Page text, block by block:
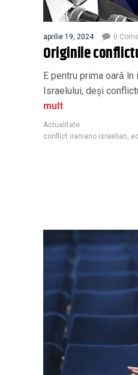
aprilie 19, 2024 0
Originile
E pentru prima oară
Israelului, deși
mult
Actualitate
conflict iraniano israelian